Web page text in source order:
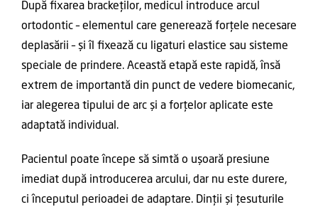
După fixarea brackeților, medicul introduce arcul
ortodontic – elementul care generează forțele necesare
deplasării – și îl fixează cu ligaturi elastice sau sisteme
speciale de prindere. Această etapă este rapidă, însă
extrem de importantă din punct de vedere biomecanic,
iar alegerea tipului de arc și a forțelor aplicate este
adaptată individual.
Pacientul poate începe să simtă o ușoară presiune
imediat după introducerea arcului, dar nu este durere,
ci începutul perioadei de adaptare. Dinții și țesuturile